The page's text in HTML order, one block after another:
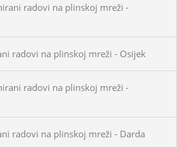
radovi na plinskoj mreži -
radovi na plinskoj mreži - Osijek
radovi na plinskoj mreži -
radovi na plinskoj mreži - Darda